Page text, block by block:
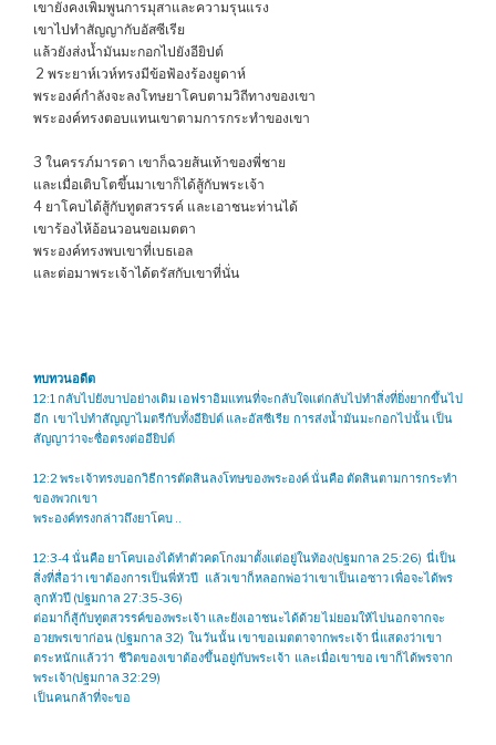
เขายังคงเพิ่มพูนการมุสาและความรุนแรง
เขาไปทำสัญญากับอัสซีเรีย
แล้วยังส่งน้ำมันมะกอกไปยังอียิปต์
2 พระยาห์เวห์ทรงมีข้อฟ้องร้องยูดาห์
พระองค์กำลังจะลงโทษยาโคบตามวิถีทางของเขา
พระองค์ทรงตอบแทนเขาตามการกระทำของเขา
3 ในครรภ์มารดา เขาก็ฉวยส้นเท้าของพี่ชาย
และเมื่อเติบโตขึ้นมาเขาก็ได้สู้กับพระเจ้า
4 ยาโคบได้สู้กับทูตสวรรค์ และเอาชนะท่านได้
เขาร้องไห้อ้อนวอนขอเมตตา
พระองค์ทรงพบเขาที่เบธเอล
และต่อมาพระเจ้าได้ตรัสกับเขาที่นั่น
ทบทวนอดีต
12:1 กลับไปยังบาปอย่างเดิม เอฟราอิมแทนที่จะกลับใจแต่กลับไปทำสิ่งที่ยิ่งยากขึ้นไป
อีก เขาไปทำสัญญาไมตรีกับทั้งอียิปต์ และอัสซีเรีย การส่งน้ำมันมะกอกไปนั้น เป็น
สัญญาว่าจะซื่อตรงต่ออียิปต์
12:2 พระเจ้าทรงบอกวิธีการตัดสินลงโทษของพระองค์ นั่นคือ ตัดสินตามการกระทำ
ของพวกเขา
พระองค์ทรงกล่าวถึงยาโคบ ..
12:3-4 นั่นคือ ยาโคบเองได้ทำตัวคดโกงมาตั้งแต่อยู่ในท้อง(ปฐมกาล 25:26) นี่เป็น
สิ่งที่สื่อว่า เขาต้องการเป็นพี่หัวปี แล้วเขาก็หลอกพ่อว่าเขาเป็นเอซาว เพื่อจะได้พร
ลูกหัวปี (ปฐมกาล 27:35-36)
ต่อมาก็สู้กับทูตสวรรค์ของพระเจ้า และยังเอาชนะได้ด้วย ไม่ยอมให้ไปนอกจากจะ
อวยพรเขาก่อน (ปฐมกาล 32) ในวันนั้น เขาขอเมตตาจากพระเจ้า นี่แสดงว่าเขา
ตระหนักแล้วว่า ชีวิตของเขาต้องขึ้นอยู่กับพระเจ้า และเมื่อเขาขอ เขาก็ได้พรจาก
พระเจ้า(ปฐมกาล 32:29)
เป็นคนกล้าที่จะขอ